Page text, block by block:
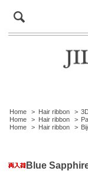
Home > Hair ribbon >
Home
> Hair ribbon >
Home
> Hair ribbon >
Blue